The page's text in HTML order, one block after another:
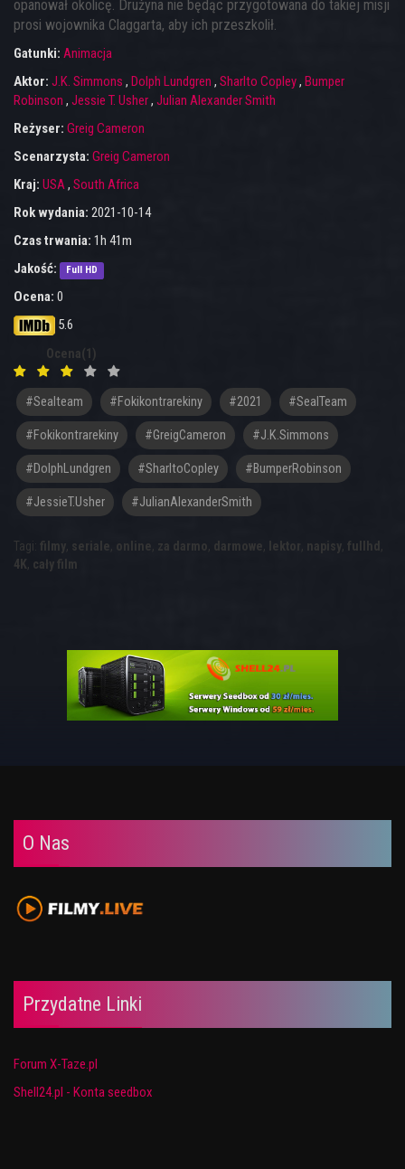
opanował okolicę. Drużyna nie będąc przygotowana do takiej misji
prosi wojownika Claggarta, aby ich przeszkolił.
Gatunki: Animacja
Aktor: J.K. Simmons , Dolph Lundgren , Sharlto Copley, Bumper
Robinson , Jessie T. Usher, Julian Alexander Smith
Reżyser: Greig Cameron
Scenarzysta: Greig Cameron
Kraj: USA, South Africa
Rok wydania: 2021-10-14
Czas trwania: 1h 41m
Jakość:
Full HD
Ocena: 0
5.6
Ocena(1)
#sealteam #fokikontrarekiny #2021 #SealTeam
#Fokikontrarekiny #GreigCameron #J.K.Simmons
#DolphLundgren #SharltoCopley #BumperRobinson
#JessieT.Usher #JulianAlexanderSmith
Tagi: filmy, seriale, online, za darmo, darmowe, lektor, napisy, fullhd ,
4K, cały film
O Nas
Przydatne Linki
Forum X-Taze.pl
Shell24.pl - Konta seedbox